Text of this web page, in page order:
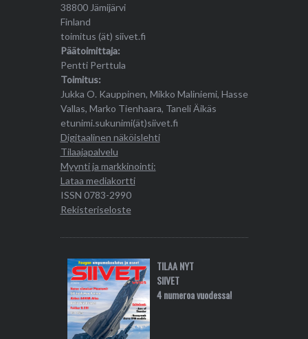
38800 Jämijärvi
Finland
toimitus (ät) siivet.fi
Päätoimittaja:
Pentti Perttula
Toimitus:
Jukka O. Kauppinen, Mikko Maliniemi, Hasse
Vallas, Marko Tienhaara, Taneli Äikäs
etunimi.sukunimi(ät)siivet.fi
Digitaalinen näköislehti
Tilaajapalvelu
Myynti ja markkinointi:
Lataa mediakortti
ISSN 0783-2990
Rekisteriseloste
TILAA NYT
SIIVET
4 numeroa vuodessa!